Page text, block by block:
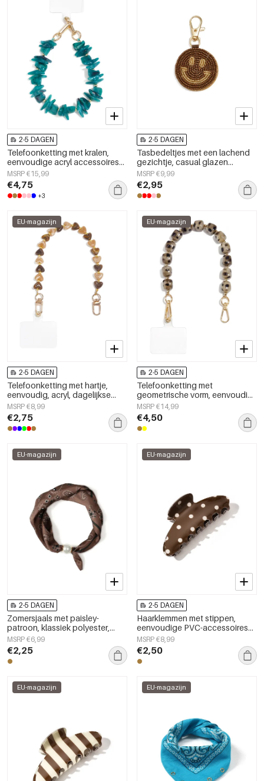
2-5 DAGEN
Telefoonketting met kralen,
eenvoudige acryl accessoires
voor dagelijks gebruik
MSRP €15,99
€4,75
+3
2-5 DAGEN
Tasbedeltjes met een lachend
gezichtje, casual glazen
accessoires voor dagelijks
gebruik.
MSRP €9,99
€2,95
EU-magazijn
2-5 DAGEN
Telefoonketting met hartje,
eenvoudig, acryl, dagelijkse
accessoires
MSRP €8,99
€2,75
EU-magazijn
2-5 DAGEN
Telefoonketting met
geometrische vorm, eenvoudig,
acryl, dagelijks accessoire
MSRP €14,99
€4,50
EU-magazijn
2-5 DAGEN
Zomersjaals met paisley-
patroon, klassiek polyester,
dagelijkse accessoires
MSRP €6,99
€2,25
EU-magazijn
2-5 DAGEN
Haarklemmen met stippen,
eenvoudige PVC-accessoires
voor dagelijks gebruik
MSRP €8,99
€2,50
EU-magazijn EU-magazijn